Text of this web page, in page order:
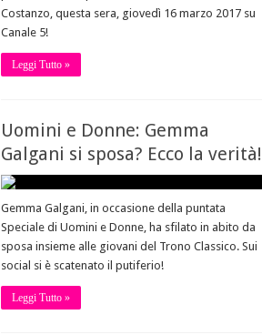
Costanzo, questa sera, giovedì 16 marzo 2017 su
Canale 5!
Leggi Tutto »
Uomini e Donne: Gemma
Galgani si sposa? Ecco la verità!
Gemma Galgani, in occasione della puntata
Speciale di Uomini e Donne, ha sfilato in abito da
sposa insieme alle giovani del Trono Classico. Sui
social si è scatenato il putiferio!
Leggi Tutto »